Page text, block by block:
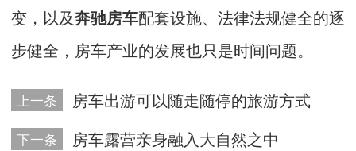
变，以及奔驰房车配套设施、法律法规健全的逐
步健全，房车产业的发展也只是时间问题。
上一条 房车出游可以随走随停的旅游方式
下一条 房车露营亲身融入大自然之中